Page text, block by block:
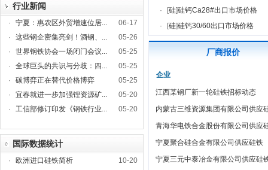
行业新闻
· 宁夏：惠农区外贸增速位居...
06-17
·
这些钢企密集亮剑！酒钢、...
05-26
·
世界钢铁协会一场闭门会议...
05-25
·
全球巨头的共识与分歧：四...
05-25
·
碳博弈正在替代价格博弈
05-25
·
宜春就进一步加强锂资源矿...
05-20
·
工信部修订印发《钢铁行业... 05-20
国际数据统计
· 欧洲进口硅铁简析
10-20
·
[硅]硅钙Ca28#出口市场价格
·
[硅]硅钙30/60出口市场价格
厂商报价
企业
江西某钢厂新一轮硅铁招标动态
内蒙古三维资源集团有限公司供应
青海华电铁合金股份有限公司供应
宁夏聚合硅合金有限公司供应硅铁
宁夏三元中泰冶金有限公司供应硅